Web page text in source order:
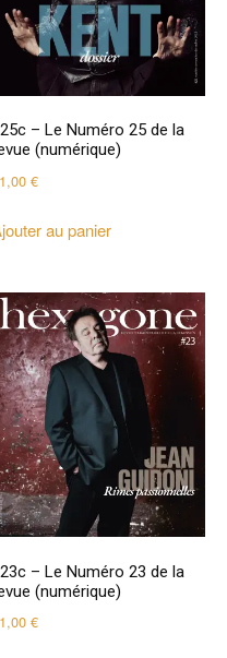
– Le Numéro 25 de la
(numérique)
€
au panier
– Le Numéro 23 de la
(numérique)
€